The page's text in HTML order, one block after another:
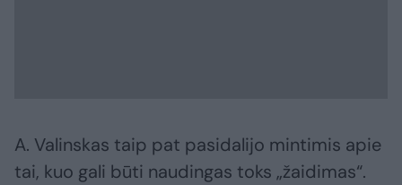
A. Valinskas taip pat pasidalijo mintimis apie
tai, kuo gali būti naudingas toks „žaidimas“.